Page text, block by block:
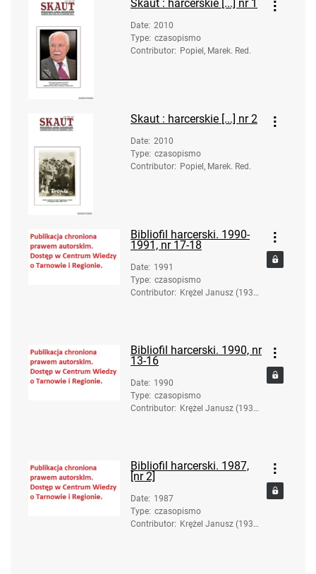
Skaut : harcerskie [...] nr 1
Date: 2010
Type: czasopismo
Contributor: Popiel, Marek. Red.
Skaut : harcerskie [...] nr 2
Date: 2010
Type: czasopismo
Contributor: Popiel, Marek. Red.
Bibliofil harcerski. 1990-
1991, nr 17-18
Date: 1991
Type: czasopismo
Contributor: Krężel Janusz (1936-
Bibliofil harcerski. 1990, nr
13-16
Date: 1990
Type: czasopismo
Contributor: Krężel Janusz (1936-
Bibliofil harcerski. 1987,
[nr 2]
Date: 1987
Type: czasopismo
Contributor: Krężel Janusz (1936-